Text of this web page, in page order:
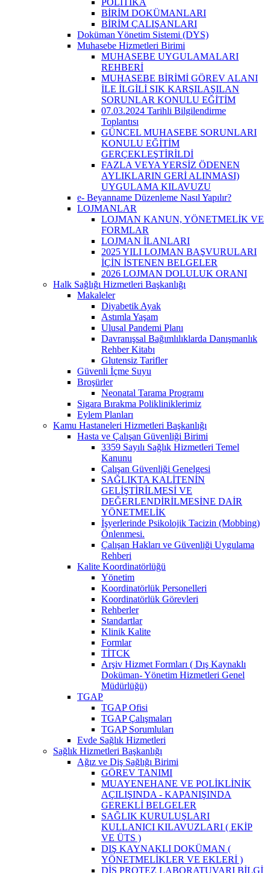
BİRİM DOKÜMANLARI
BİRİM ÇALIŞANLARI
Doküman Yönetim Sistemi (DYS)
Muhasebe Hizmetleri Birimi
MUHASEBE UYGULAMALARI
REHBERİ
MUHASEBE BİRİMİ GÖREV ALANI
İLE İLGİLİ SIK KARŞILAŞILAN
SORUNLAR KONULU EĞİTİM
07.03.2024 Tarihli Bilgilendirme
Toplantısı
GÜNCEL MUHASEBE SORUNLARI
KONULU EĞİTİM
GERÇEKLEŞTİRİLDİ
FAZLA VEYA YERSİZ ÖDENEN
AYLIKLARIN GERİ ALINMASI)
UYGULAMA KILAVUZU
e- Beyanname Düzenleme Nasıl Yapılır?
LOJMANLAR
LOJMAN KANUN, YÖNETMELİK VE
FORMLAR
LOJMAN İLANLARI
2025 YILI LOJMAN BAŞVURULARI
İÇİN İSTENEN BELGELER
2026 LOJMAN DOLULUK ORANI
Halk Sağlığı Hizmetleri Başkanlığı
Makaleler
Diyabetik Ayak
Astımla Yaşam
Ulusal Pandemi Planı
Davranışsal Bağımlılıklarda Danışmanlık
Rehber Kitabı
Glutensiz Tarifler
Güvenli İçme Suyu
Broşürler
Neonatal Tarama Programı
Sigara Bırakma Polikliniklerimiz
Eylem Planları
Kamu Hastaneleri Hizmetleri Başkanlığı
Hasta ve Çalışan Güvenliği Birimi
3359 Sayılı Sağlık Hizmetleri Temel
Kanunu
Çalışan Güvenliği Genelgesi
SAĞLIKTA KALİTENİN
GELİŞTİRİLMESİ VE
DEĞERLENDİRİLMESİNE DAİR
YÖNETMELİK
İşyerlerinde Psikolojik Tacizin (Mobbing)
Önlenmesi.
Çalışan Hakları ve Güvenliği Uygulama
Rehberi
Kalite Koordinatörlüğü
Yönetim
Koordinatörlük Personelleri
Koordinatörlük Görevleri
Rehberler
Standartlar
Klinik Kalite
Formlar
TİTCK
Arşiv Hizmet Formları ( Dış Kaynaklı
Doküman- Yönetim Hizmetleri Genel
Müdürlüğü)
TGAP
TGAP Ofisi
TGAP Çalışmaları
TGAP Sorumluları
Evde Sağlık Hizmetleri
Sağlık Hizmetleri Başkanlığı
Ağız ve Diş Sağlığı Birimi
GÖREV TANIMI
MUAYENEHANE VE POLİKLİNİK
AÇILIŞINDA - KAPANIŞINDA
GEREKLİ BELGELER
SAĞLIK KURULUŞLARI
KULLANICI KILAVUZLARI ( EKİP
VE ÜTS )
DIŞ KAYNAKLI DOKÜMAN (
YÖNETMELİKLER VE EKLERİ )
DİŞ PROTEZ LABORATUVARI BİLGİ